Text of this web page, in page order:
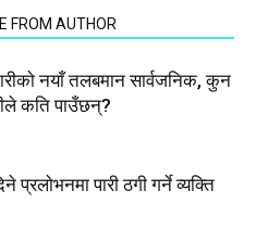
FROM AUTHOR
नयाँ तलबमान सार्वजनिक, कुन
कति पाउँछन्?
प्रलाेभनमा पारी ठगी गर्ने व्यक्ति